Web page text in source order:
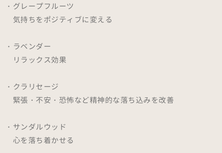
・グレープフルーツ
気持ちをポジティブに変える
・ラベンダー
リラックス効果
・クラリセージ
緊張・不安・恐怖など精神的な落ち込みを改善
・サンダルウッド
心を落ち着かせる